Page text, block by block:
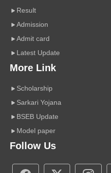
Result
Admission
Admit card
Latest Update
More Link
Scholarship
Sarkari Yojana
BSEB Update
Model paper
Follow Us